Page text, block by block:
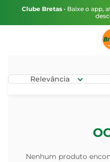
Clube Bretas • Baixe o app,
Relevância
Nenhum produto